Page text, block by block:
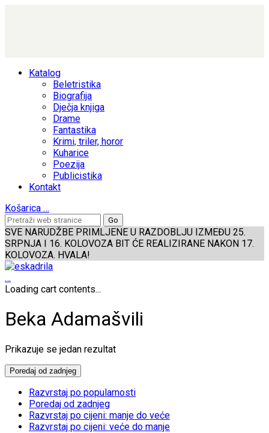
Katalog
Beletristika
Biografija
Dječja knjiga
Drame
Fantastika
Krimi, triler, horor
Kuharice
Poezija
Publicistika
Kontakt
Košarica …
SVE NARUDŽBE PRIMLJENE U RAZDOBLJU IZMEĐU 25.
SRPNJA I 16. KOLOVOZA BIT ĆE REALIZIRANE NAKON 17.
KOLOVOZA. HVALA!
…
Loading cart contents...
Beka Adamašvili
Prikazuje se jedan rezultat
Poredaj od zadnjeg
Razvrstaj po popularnosti
Poredaj od zadnjeg
Razvrstaj po cijeni: manje do veće
Razvrstaj po cijeni: veće do manje